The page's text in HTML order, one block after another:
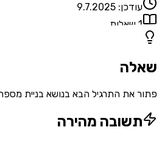
עודכן: 9.7.2025
1 שאלות
שאלה
פתור את התרגיל הבא בנושא בניית
תשובה מהירה